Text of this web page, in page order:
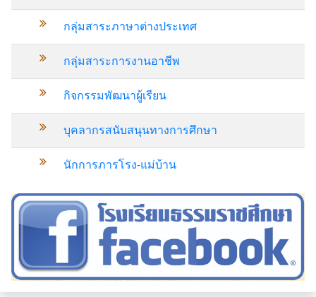
กลุ่มสาระภาษาต่างประเทศ
กลุ่มสาระการงานอาชีพ
กิจกรรมพัฒนาผู้เรียน
บุคลากรสนับสนุนทางการศึกษา
นักการภารโรง-แม่บ้าน